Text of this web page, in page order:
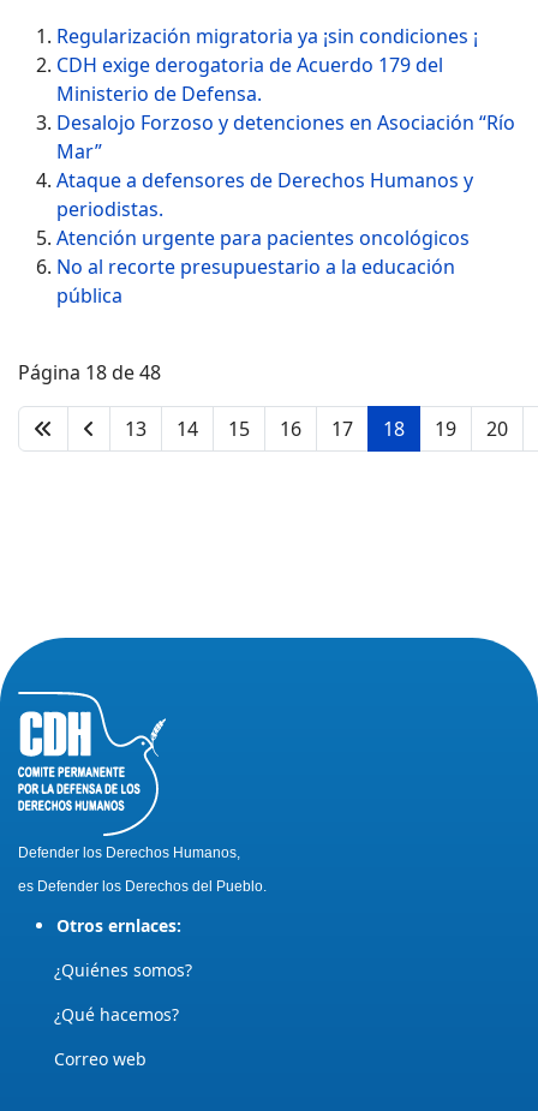
Regularización migratoria ya ¡sin condiciones ¡
CDH exige derogatoria de Acuerdo 179 del
Ministerio de Defensa.
Desalojo Forzoso y detenciones en Asociación “Río
Mar”
Ataque a defensores de Derechos Humanos y
periodistas.
Atención urgente para pacientes oncológicos
No al recorte presupuestario a la educación
pública
Página 18 de 48
13 14 15 16 17 18 19 20
Defender los Derechos Humanos,
es Defender los Derechos del Pueblo.
Otros ernlaces:
¿Quiénes somos?
¿Qué hacemos?
Correo web